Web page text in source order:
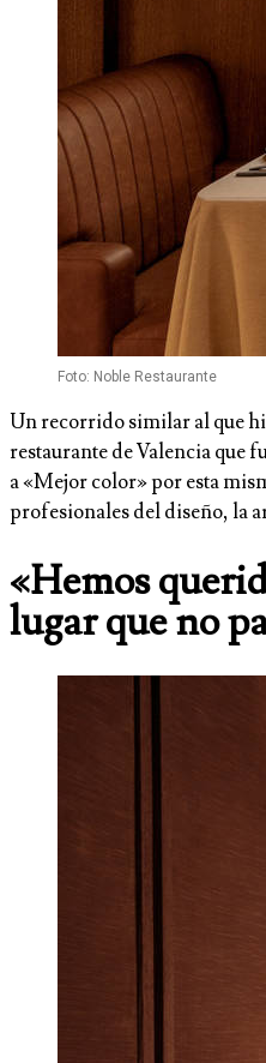
Foto: Noble Restaurante
Un recorrido similar al que
restaurante de Valencia que
a «Mejor color» por esta
profesionales del diseño, la
«Hemos
lugar que no